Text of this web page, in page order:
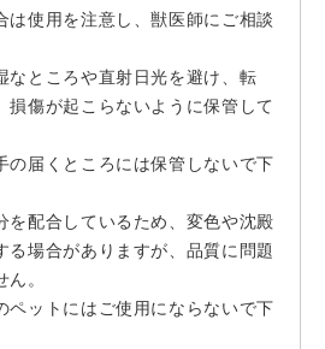
は使用を注意し、獣医師にご相談
なところや直射日光を避け、転
損傷が起こらないように保管して
の届くところには保管しないで下
を配合しているため、変色や沈殿
る場合がありますが、品質に問題
ん。
ペットにはご使用にならないで下